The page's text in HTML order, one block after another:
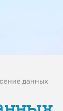
данных